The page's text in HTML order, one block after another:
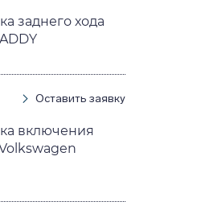
заднего хода
Оставить заявку
включения